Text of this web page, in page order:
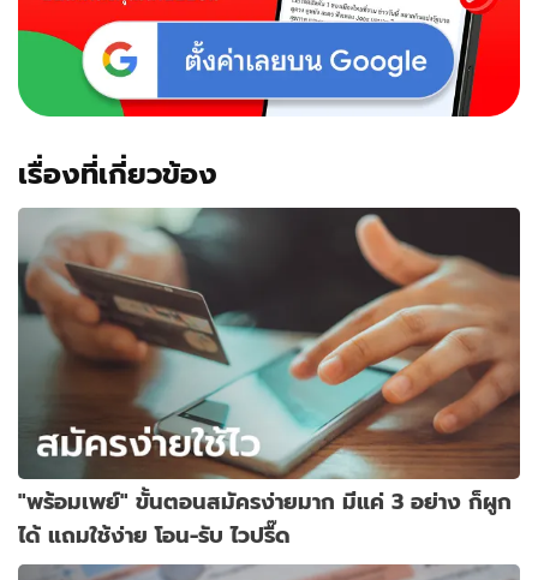
เรื่องที่เกี่ยวข้อง
"พร้อมเพย์" ขั้นตอนสมัครง่ายมาก มีแค่ 3 อย่าง ก็ผูก
ได้ แถมใช้ง่าย โอน-รับ ไวปรื๊ด